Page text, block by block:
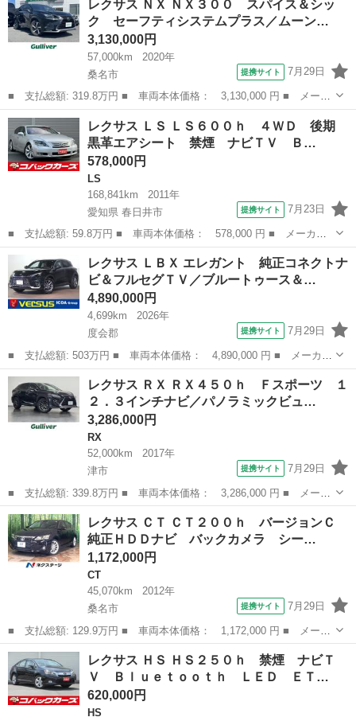
ｈ Ｆスポーツ オレンジキャリパー／ムーンルーフ／１０．３イン
チナビ／...
レクサス ＮＸ ＮＸ３００ スパイス＆シッ
ク セーフティシステムプラス／ムーン…
3,130,000円
57,000km
2020年
桑名市
提携サイト 7月29日
■ 支払総額: 319.8万円 ■ 車両本体価格： 3,130,000 円 ■ メーカ
ー名： レクサス ■ 車種名： ＮＸ ■ グレード名： ＮＸ３０
０ スパイス＆シック セーフティシステムプラス／ムーンルーフ／
パノラミッ...
三重 桑名市 レクサス
レクサス ＬＳ ＬＳ６００ｈ ４ＷＤ 後期
黒革エアシート 禁煙 ナビＴＶ Ｂ…
578,000円
LS
168,841km
2011年
愛知県 春日井市
提携サイト 7月23日
■ 支払総額: 59.8万円 ■ 車両本体価格： 578,000 円 ■ メーカー
名： レクサス ■ 車種名： ＬＳ ■ グレード名： ＬＳ６００
ｈ ４ＷＤ 後期 黒革エアシート 禁煙 ナビＴＶ Ｂｌｕｅｔｏ
ｏｔｈ ＬＥＤ...
春日井市
レクサス ＬＢＸ エレガント 純正コネクトナ
ビ＆フルセグＴＶ／ブルートゥース＆…
4,890,000円
4,699km
2026年
度会郡
提携サイト 7月29日
■ 支払総額: 503万円 ■ 車両本体価格： 4,890,000 円 ■ メーカー
名： レクサス ■ 車種名： ＬＢＸ ■ グレード名： エレガン
ト 純正コネクトナビ＆フルセグＴＶ／ブルートゥース＆ＵＳＢ接続
／パノラミッ...
三重 度会郡 レクサス
レクサス ＲＸ ＲＸ４５０ｈ Ｆスポーツ １
２．３インチナビ／パノラミックビュ…
3,286,000円
RX
52,000km
2017年
津市
提携サイト 7月29日
■ 支払総額: 339.8万円 ■ 車両本体価格： 3,286,000 円 ■ メーカ
ー名： レクサス ■ 車種名： ＲＸ ■ グレード名： ＲＸ４５０
ｈ Ｆスポーツ １２．３インチナビ／パノラミックビューモニター
／ドラレ...
三重 津市 RX
レクサス ＣＴ ＣＴ２００ｈ バージョンＣ
純正ＨＤＤナビ バックカメラ シー…
1,172,000円
CT
45,070km
2012年
桑名市
提携サイト 7月29日
■ 支払総額: 129.9万円 ■ 車両本体価格： 1,172,000 円 ■ メーカ
ー名： レクサス ■ 車種名： ＣＴ ■ グレード名： ＣＴ２００
ｈ バージョンＣ 純正ＨＤＤナビ バックカメラ シートヒータ
ー ＥＴＣ...
三重 桑名市 CT
レクサス ＨＳ ＨＳ２５０ｈ 禁煙 ナビＴ
Ｖ Ｂｌｕｅｔｏｏｔｈ ＬＥＤ ＥＴ…
620,000円
HS